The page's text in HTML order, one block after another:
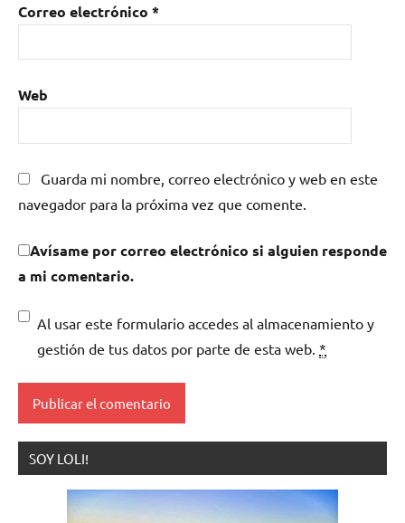
Correo electrónico *
Web
Guarda mi nombre, correo electrónico y web en este
navegador para la próxima vez que comente.
Avísame por correo electrónico si alguien responde
a mi comentario.
Al usar este formulario accedes al almacenamiento y
gestión de tus datos por parte de esta web. *
SOY LOLI!